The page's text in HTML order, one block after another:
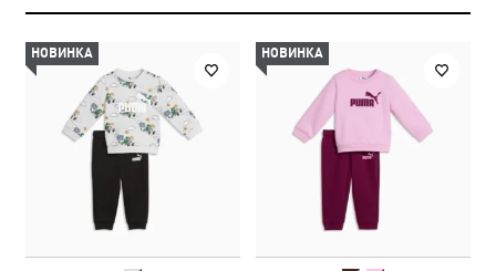
НОВИНКА НОВИНКА